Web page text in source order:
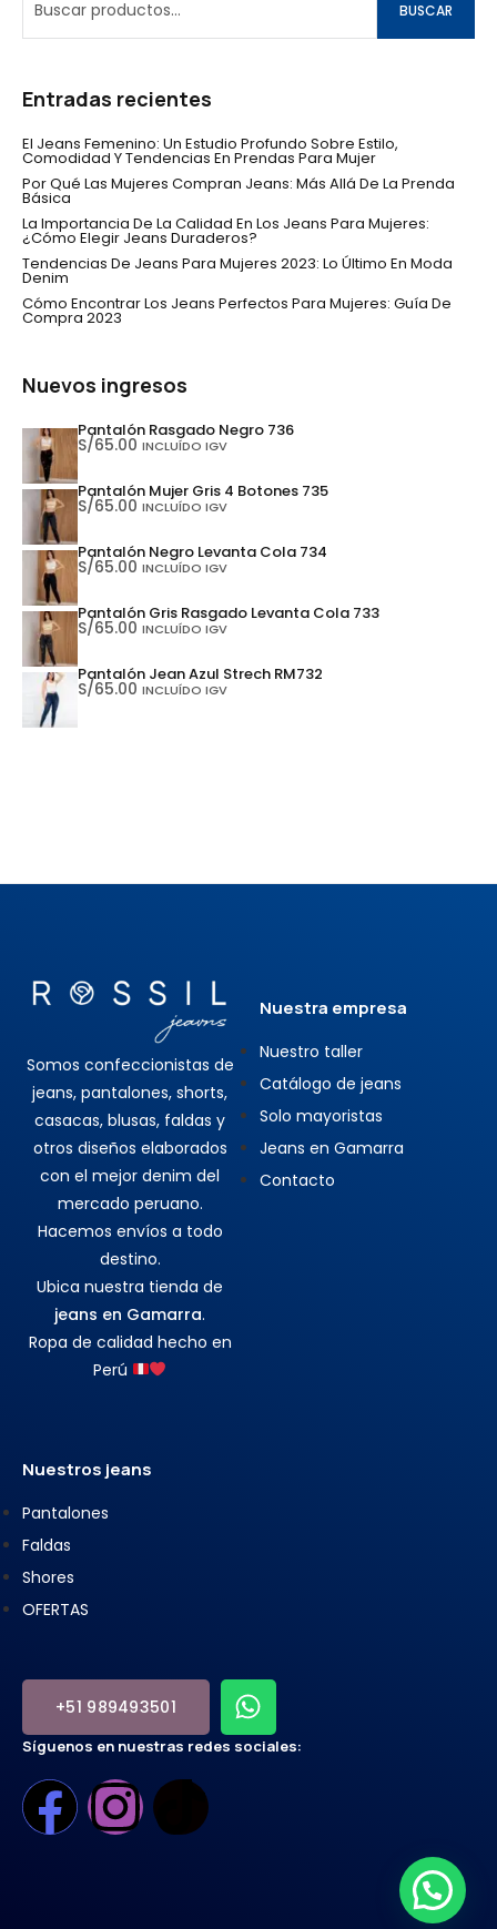
BUSCAR
Entradas recientes
El Jeans Femenino: Un Estudio Profundo Sobre Estilo,
Comodidad Y Tendencias En Prendas Para Mujer
Por Qué Las Mujeres Compran Jeans: Más Allá De La Prenda
Básica
La Importancia De La Calidad En Los Jeans Para Mujeres:
¿Cómo Elegir Jeans Duraderos?
Tendencias De Jeans Para Mujeres 2023: Lo Último En Moda
Denim
Cómo Encontrar Los Jeans Perfectos Para Mujeres: Guía De
Compra 2023
Nuevos ingresos
Pantalón Rasgado Negro 736
S/65.00 INCLUÍDO IGV
Pantalón Mujer Gris 4 Botones 735
S/65.00 INCLUÍDO IGV
Pantalón Negro Levanta Cola 734
S/65.00 INCLUÍDO IGV
Pantalón Gris Rasgado Levanta Cola 733
S/65.00 INCLUÍDO IGV
Pantalón Jean Azul Strech RM732
S/65.00 INCLUÍDO IGV
Somos confeccionistas de
jeans, pantalones, shorts,
casacas, blusas, faldas y
otros diseños elaborados
con el mejor denim del
mercado peruano.
Hacemos envíos a todo
destino.
Ubica nuestra tienda de
jeans en Gamarra.
Ropa de calidad hecho en
Perú
Nuestra empresa
Nuestro taller
Catálogo de jeans
Solo mayoristas
Jeans en Gamarra
Contacto
Nuestros jeans
Pantalones
Faldas
Shores
OFERTAS
+51 989493501
Síguenos en nuestras redes sociales: